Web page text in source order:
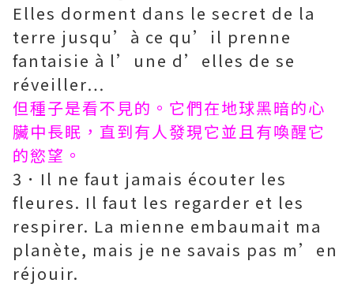
Elles dorment dans le secret de la
terre jusqu’à ce qu’il prenne
fantaisie à l’une d’elles de se
réveiller…
但種子是看不見的。它們在地球黑暗的心
臟中長眠，直到有人發現它並且有喚醒它
的慾望。
3．Il ne faut jamais écouter les
fleures. Il faut les regarder et les
respirer. La mienne embaumait ma
planète, mais je ne savais pas m’en
réjouir.